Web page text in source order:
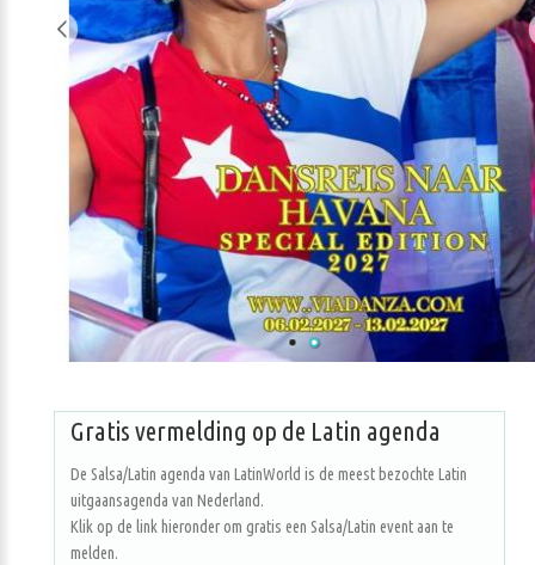
Gratis vermelding op de Latin agenda
De Salsa/Latin agenda van LatinWorld is de meest bezochte Latin
uitgaansagenda van Nederland.
Klik op de link hieronder om gratis een Salsa/Latin event aan te
melden.